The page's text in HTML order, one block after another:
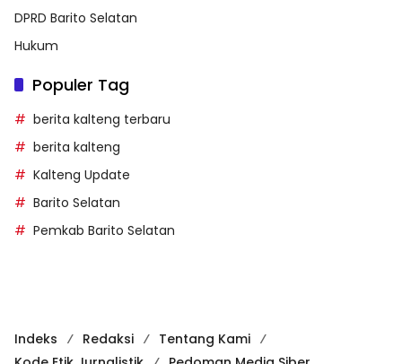
DPRD Barito Selatan
Hukum
Populer Tag
berita kalteng terbaru
berita kalteng
Kalteng Update
Barito Selatan
Pemkab Barito Selatan
Indeks Redaksi
Tentang Kami